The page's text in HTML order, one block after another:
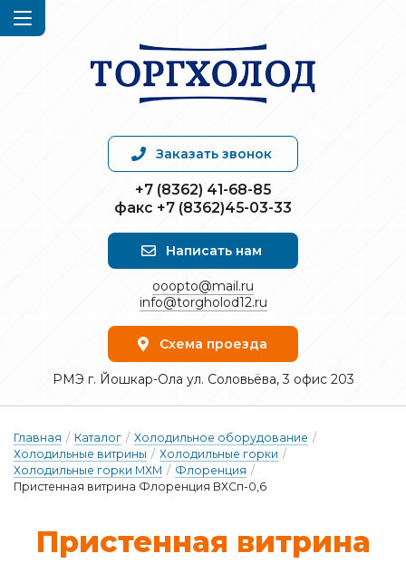
Заказать звонок
+7 (8362) 41-68-85
факс +7 (8362)45-03-33
Написать нам
ooopto@mail.ru
info@torgholod12.ru
Схема проезда
РМЭ г. Йошкар-Ола ул. Соловьёва, 3 офис 203
Главная / Каталог / Холодильное оборудование /
Холодильные витрины / Холодильные горки /
Холодильные горки МХМ / Флоренция /
Пристенная витрина Флоренция ВХСп-0,6
Прис­тенная вит­ри­на